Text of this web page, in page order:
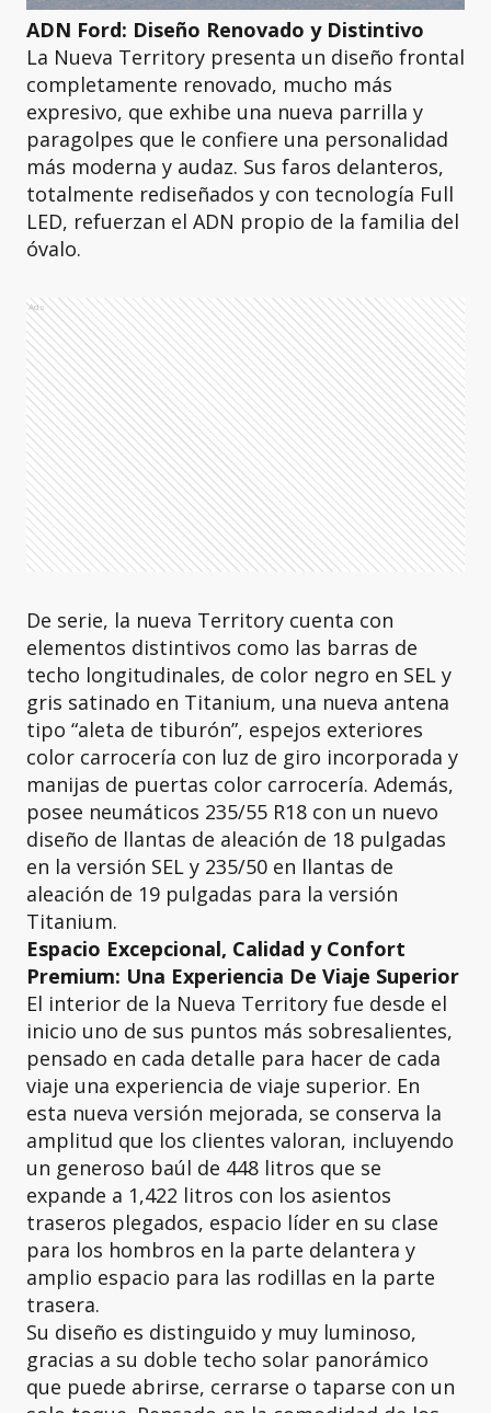
ADN Ford: Diseño Renovado y Distintivo
La Nueva Territory presenta un diseño frontal
completamente renovado, mucho más
expresivo, que exhibe una nueva parrilla y
paragolpes que le confiere una personalidad
más moderna y audaz. Sus faros delanteros,
totalmente rediseñados y con tecnología Full
LED, refuerzan el ADN propio de la familia del
óvalo.
Ads
De serie, la nueva Territory cuenta con
elementos distintivos como las barras de
techo longitudinales, de color negro en SEL y
gris satinado en Titanium, una nueva antena
tipo “aleta de tiburón”, espejos exteriores
color carrocería con luz de giro incorporada y
manijas de puertas color carrocería. Además,
posee neumáticos 235/55 R18 con un nuevo
diseño de llantas de aleación de 18 pulgadas
en la versión SEL y 235/50 en llantas de
aleación de 19 pulgadas para la versión
Titanium.
Espacio Excepcional, Calidad y Confort
Premium: Una Experiencia De Viaje Superior
El interior de la Nueva Territory fue desde el
inicio uno de sus puntos más sobresalientes,
pensado en cada detalle para hacer de cada
viaje una experiencia de viaje superior. En
esta nueva versión mejorada, se conserva la
amplitud que los clientes valoran, incluyendo
un generoso baúl de 448 litros que se
expande a 1,422 litros con los asientos
traseros plegados, espacio líder en su clase
para los hombros en la parte delantera y
amplio espacio para las rodillas en la parte
trasera.
Su diseño es distinguido y muy luminoso,
gracias a su doble techo solar panorámico
que puede abrirse, cerrarse o taparse con un